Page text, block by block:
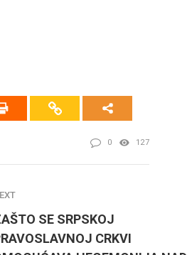
0 127
SE SRPSKOJ
CRKVI